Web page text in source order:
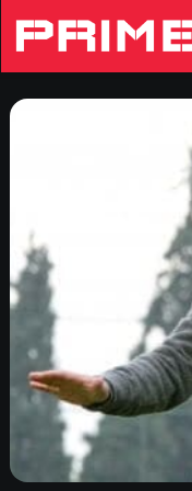
Γ ΕΘΝΙΚΗ
Α1 ΕΠΣΗ
Α2 ΕΠΣΗ
Β1 ΕΠΣΗ
Β2 ΕΠΣΗ